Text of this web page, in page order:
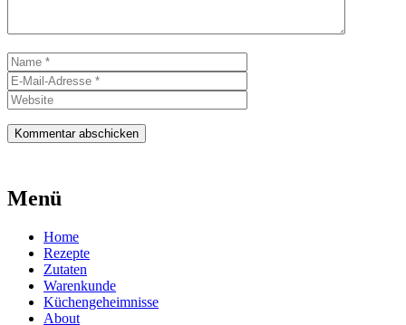
Name
Mail-
Adresse
Menü
Home
Rezepte
Zutaten
Warenkunde
Küchengeheimnisse
About